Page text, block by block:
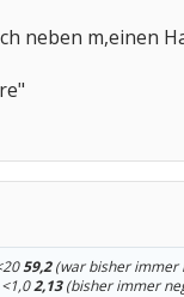
neben m,einen
59,2(war bisher immer
2,13(bisher immer